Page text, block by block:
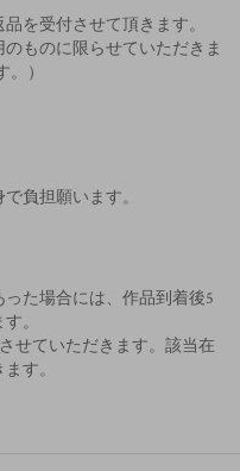
を受付させて頂きます。
ものに限らせていただきま
）
負担願います。
た場合には、作品到着後5
。
せていただきます。該当在
す。